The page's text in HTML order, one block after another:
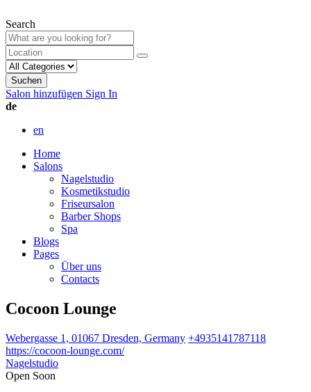
Search
Suchen
Salon hinzufügen Sign In
de
en
Home
Salons
Nagelstudio
Kosmetikstudio
Friseursalon
Barber Shops
Spa
Blogs
Pages
Über uns
Contacts
Cocoon Lounge
Webergasse 1, 01067 Dresden, Germany +4935141787118
https://cocoon-lounge.com/
Nagelstudio
Open Soon